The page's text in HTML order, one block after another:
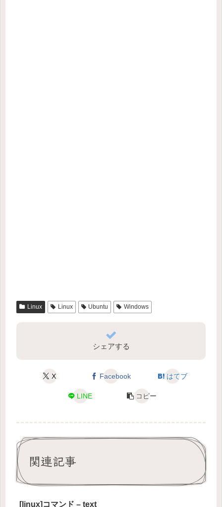
Linux Linux Ubuntu Windows
シェアする
X Facebook はてブ
LINE コピー
関連記事
[linux]コマンド – text